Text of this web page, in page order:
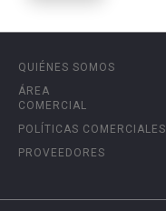
QUIÉNES SOMOS
ÁREA
COMERCIAL
POLÍTICAS COMERCIALES
PROVEEDORES